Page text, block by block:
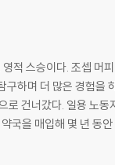
적 스승이다. 조셉 머
하며 더 많은 경험
로 건너갔다. 일용 노
국을 매입해 몇 년 동